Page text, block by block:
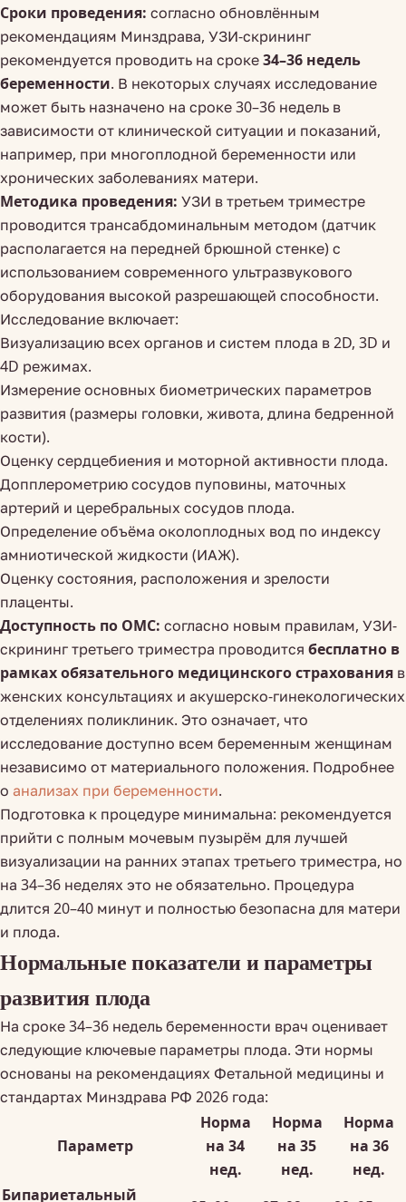
Сроки проведения: согласно обновлённым
рекомендациям Минздрава, УЗИ-скрининг
рекомендуется проводить на сроке34–36 недель
беременности. В некоторых случаях исследование
может быть назначено на сроке 30–36 недель в
зависимости от клинической ситуации и показаний,
например, при многоплодной беременности или
хронических заболеваниях матери.
Методика проведения: УЗИ в третьем триместре
проводится трансабдоминальным методом (датчик
располагается на передней брюшной стенке) с
использованием современного ультразвукового
оборудования высокой разрешающей способности.
Исследование включает:
Визуализацию всех органов и систем плода в 2D, 3D и
4D режимах.
Измерение основных биометрических параметров
развития (размеры головки, живота, длина бедренной
кости).
Оценку сердцебиения и моторной активности плода.
Допплерометрию сосудов пуповины, маточных
артерий и церебральных сосудов плода.
Определение объёма околоплодных вод по индексу
амниотической жидкости (ИАЖ).
Оценку состояния, расположения и зрелости
плаценты.
Доступность по ОМС: согласно новым правилам, УЗИ-
скрининг третьего триместра проводится бесплатно в
рамках обязательного медицинского страхования в
женских консультациях и акушерско-гинекологических
отделениях поликлиник. Это означает, что
исследование доступно всем беременным женщинам
независимо от материального положения. Подробнее
о анализах при беременности.
Подготовка к процедуре минимальна: рекомендуется
прийти с полным мочевым пузырём для лучшей
визуализации на ранних этапах третьего триместра, но
на 34–36 неделях это не обязательно. Процедура
длится 20–40 минут и полностью безопасна для матери
и плода.
Нормальные показатели и параметры
развития плода
На сроке 34–36 недель беременности врач оценивает
следующие ключевые параметры плода. Эти нормы
основаны на рекомендациях Фетальной медицины и
стандартах Минздрава РФ 2026 года:
Параметр
Норма
на 34
нед.
Норма
на 35
нед.
Норма
на 36
нед.
Бипариетальный